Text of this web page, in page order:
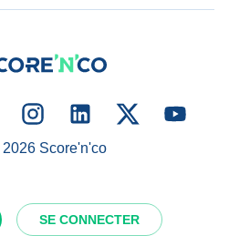
SE CONNECTER
2026Score'n'co